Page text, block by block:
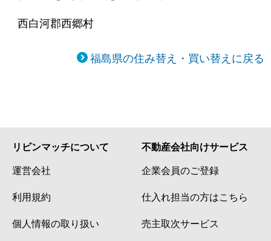
西白河郡西郷村
福島県の住み替え・買い替えに戻る
リビンマッチについて
運営会社
利用規約
個人情報の取り扱い
不動産会社向けサービス
企業会員のご登録
仕入れ担当の方はこちら
売主取次サービス